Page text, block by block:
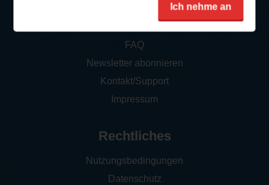
Ich nehme an
FAQ
Newsletter abonnieren
Kontakt/Support
Impressum
Rechtliches
Nutzungsbedingungen
Datenschutz